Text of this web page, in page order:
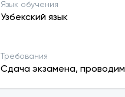
Язык обучения
Узбекский язык
Требования
Сдача экзамена,